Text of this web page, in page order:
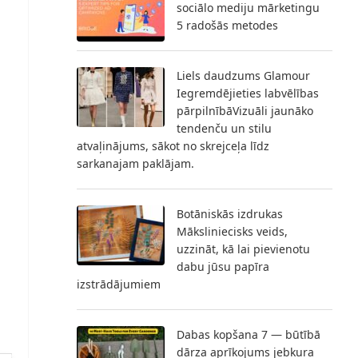
sociālo mediju mārketingu
5 radošās metodes
Liels daudzums Glamour
Iegremdējieties labvēlības
pārpilnībāVizuāli jaunāko
tendenču un stilu
atvaļinājums, sākot no skrejceļa līdz
sarkanajam paklājam.
Botāniskās izdrukas
Māksliniecisks veids,
uzzināt, kā lai pievienotu
dabu jūsu papīra
izstrādājumiem
Dabas kopšana 7 — būtībā
dārza aprīkojums jebkura